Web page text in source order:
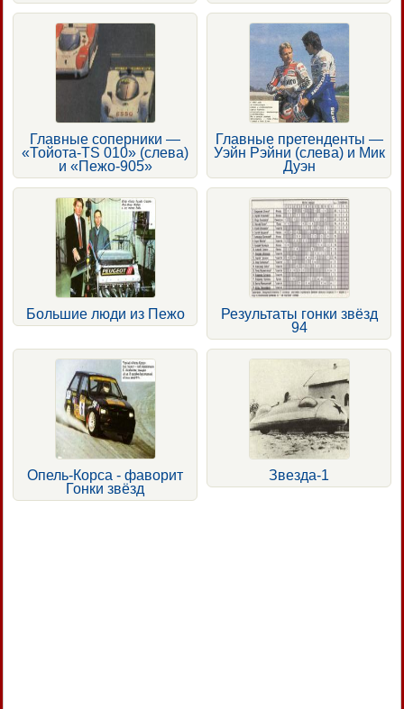
Главные соперники —
«Тойота-TS 010» (слева)
и «Пежо-905»
Главные претенденты —
Уэйн Рэйни (слева) и Мик
Дуэн
Большие люди из Пежо
Результаты гонки звёзд
94
Опель-Корса - фаворит
Гонки звёзд
Звезда-1